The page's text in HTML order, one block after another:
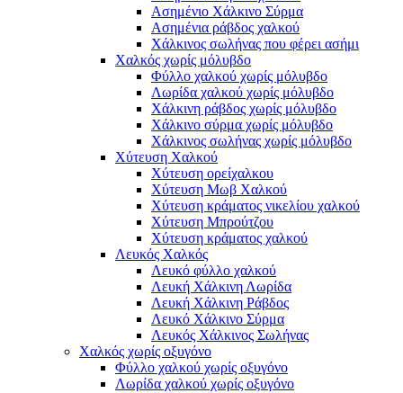
Ασημένιο Χάλκινο Σύρμα
Ασημένια ράβδος χαλκού
Χάλκινος σωλήνας που φέρει ασήμι
Χαλκός χωρίς μόλυβδο
Φύλλο χαλκού χωρίς μόλυβδο
Λωρίδα χαλκού χωρίς μόλυβδο
Χάλκινη ράβδος χωρίς μόλυβδο
Χάλκινο σύρμα χωρίς μόλυβδο
Χάλκινος σωλήνας χωρίς μόλυβδο
Χύτευση Χαλκού
Χύτευση ορείχαλκου
Χύτευση Μωβ Χαλκού
Χύτευση κράματος νικελίου χαλκού
Χύτευση Μπρούτζου
Χύτευση κράματος χαλκού
Λευκός Χαλκός
Λευκό φύλλο χαλκού
Λευκή Χάλκινη Λωρίδα
Λευκή Χάλκινη Ράβδος
Λευκό Χάλκινο Σύρμα
Λευκός Χάλκινος Σωλήνας
Χαλκός χωρίς οξυγόνο
Φύλλο χαλκού χωρίς οξυγόνο
Λωρίδα χαλκού χωρίς οξυγόνο